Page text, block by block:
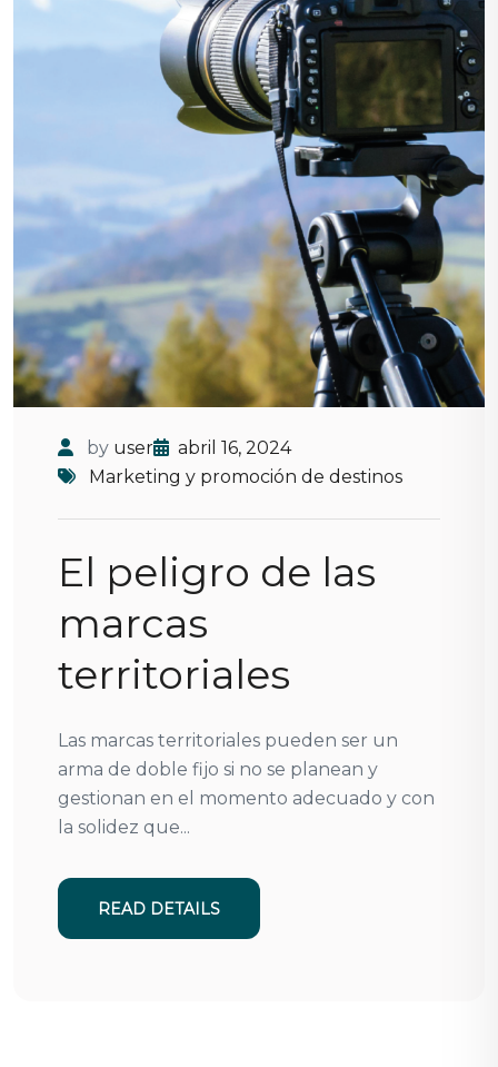
by user
abril 16, 2024
Marketing y promoción de destinos
El peligro de las
marcas
territoriales
Las marcas territoriales pueden ser un
arma de doble fijo si no se planean y
gestionan en el momento adecuado y con
la solidez que...
READ DETAILS